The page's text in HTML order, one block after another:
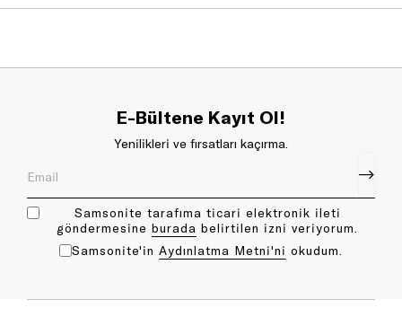
E-Bültene Kayıt Ol!
Yenilikleri ve fırsatları kaçırma.
Samsonite tarafıma ticari elektronik ileti
göndermesine bu rada belirtilen izni veriyorum.
Samsonite'in Aydınlatma Metni'ni okudum.